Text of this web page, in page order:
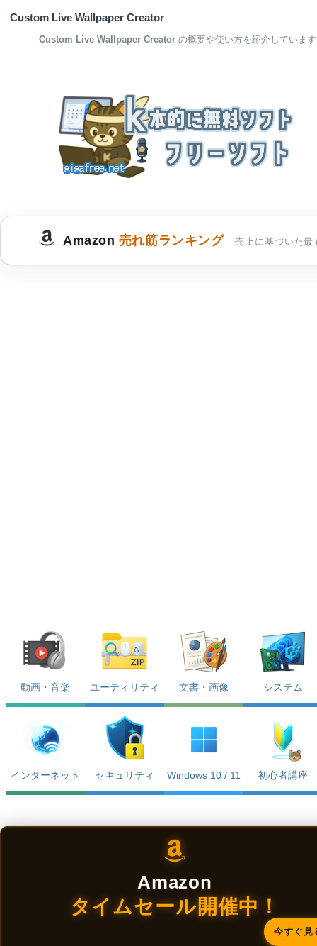
Custom Live Wallpaper Creator
Custom Live Wallpaper Creator の概要や使い方を紹介しています
Amazon 売れ筋ランキング 売上に基づいた最
動画・音楽 ユーティリティ 文書・画像 システム
インターネット セキュリティ Windows 10 / 11 初心者講座
Amazon
タイムセール開催中！
今すぐ見